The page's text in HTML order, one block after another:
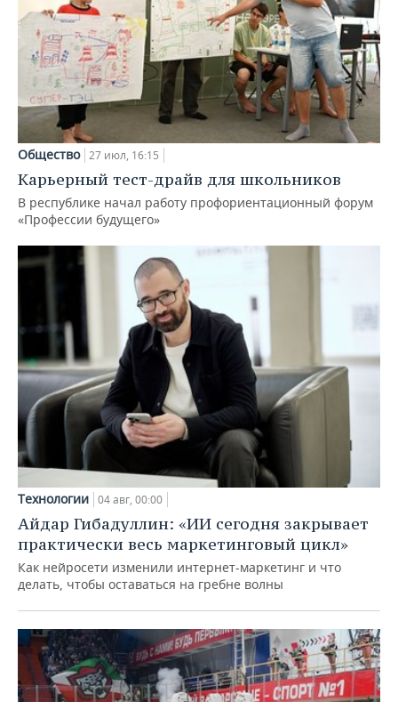
Общество 27 июл, 16:15
Карьерный тест-драйв для школьников
В республике начал работу профориентационный форум
«Профессии будущего»
Технологии 04 авг, 00:00
Айдар Гибадуллин: «ИИ сегодня закрывает
практически весь маркетинговый цикл»
Как нейросети изменили интернет-маркетинг и что
делать, чтобы оставаться на гребне волны